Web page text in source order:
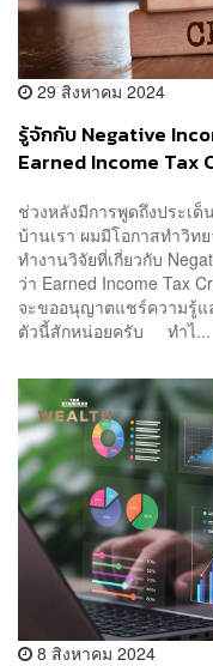
29 สิงหาคม 2024
รู้จักกับ Negative
Earned Income Tax
ช่วงหลังมีการพูดถึงประเด็
บ้านเรา ผมมีโอกาสทำวิท
ทำงานวิจัยที่เกี่ยวกับ
ว่า Earned Income Tax
จะขออนุญาตแชร์ความรู้แ
ตัวนี้สักหน่อยครับ ทำไ...
8 สิงหาคม 2024